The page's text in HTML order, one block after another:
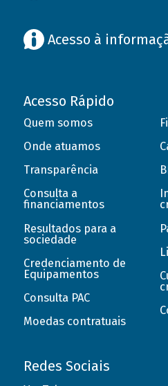
Acesso à
Acesso Rápido
Quem somos
Onde atuamos
Transparência
Consulta a
financiamentos
Resultados para a
sociedade
Credenciamento de
Equipamentos
Consulta PAC
Moedas contratuais
Redes Sociais